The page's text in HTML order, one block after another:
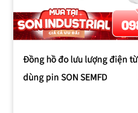
Đồng hồ đo lưu lượng điện từ
dùng pin SON SEMFD